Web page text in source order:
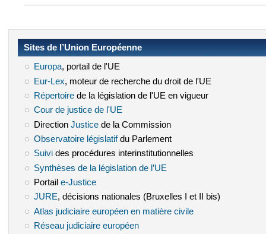
Sites de l’Union Européenne
Europa(le lien est externe)
, portail de l'UE
Eur-Lex (le lien est externe)
, moteur de recherche du droit de l'UE
Répertoire(le lien est externe)
de la législation de l'UE en vigueur
Cour de justice de l'UE
Direction Justice(le lien est externe)
de la Commission
Observatoire législatif(le lien est externe)
du Parlement
Suivi(le lien est externe)
des procédures interinstitutionnelles
Synthèses de la législation de l’UE
Portail e-Justice(le lien est externe)
JURE(le lien est externe)
, décisions nationales (Bruxelles I et II bis)
Atlas judiciaire européen en matière civile(le lien est externe)
Réseau judiciaire européen(le lien est externe)